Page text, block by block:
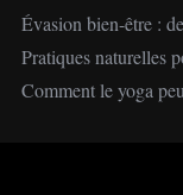
Évasion bien-être :
Pratiques naturelles
Comment le yoga